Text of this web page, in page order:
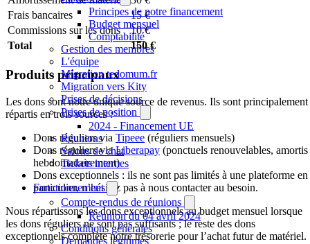
Principes de notre financement
Budget mensuel
Comptabilité
Gestion des membres
L'équipe
Migration tedomum.fr
Migration vers Kity
Prises de décisions
Prises de position
2024 - Financement UE
Réunions
Salons de chat
Tickets internes
Fonctionnement
Compte-rendus de réunions
Réunion du 04 avril 2024
Conditions générales
Demandes légitimes
Frais bancaires
15 €
Commissions sur les dons
10 €
Total
150 €
Produits principaux
Les dons sont notre unique source de revenus. Ils sont principalement
répartis en trois sources :
Dons réguliers via Tipeee (réguliers mensuels)
Dons réguliers viaLiberapay (ponctuels renouvelables, amortis
hebdomadairement)
Dons exceptionnels : ils ne sont pas limités à une plateforme en
particulier, n’hésitez pas à nous contacter au besoin.
Nous répartissons les dons exceptionnels au budget mensuel lorsque
les dons réguliers ne sont pas suffisants ; le reste des dons
exceptionnels complète notre trésorerie pour l’achat futur de matériel.